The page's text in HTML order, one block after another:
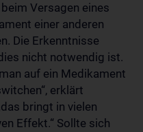
Versagen eines
einer anderen
Die Erkenntnisse
nicht notwendig ist.
auf ein Medikament
erklärt
bringt in vielen
Effekt.“ Sollte sich